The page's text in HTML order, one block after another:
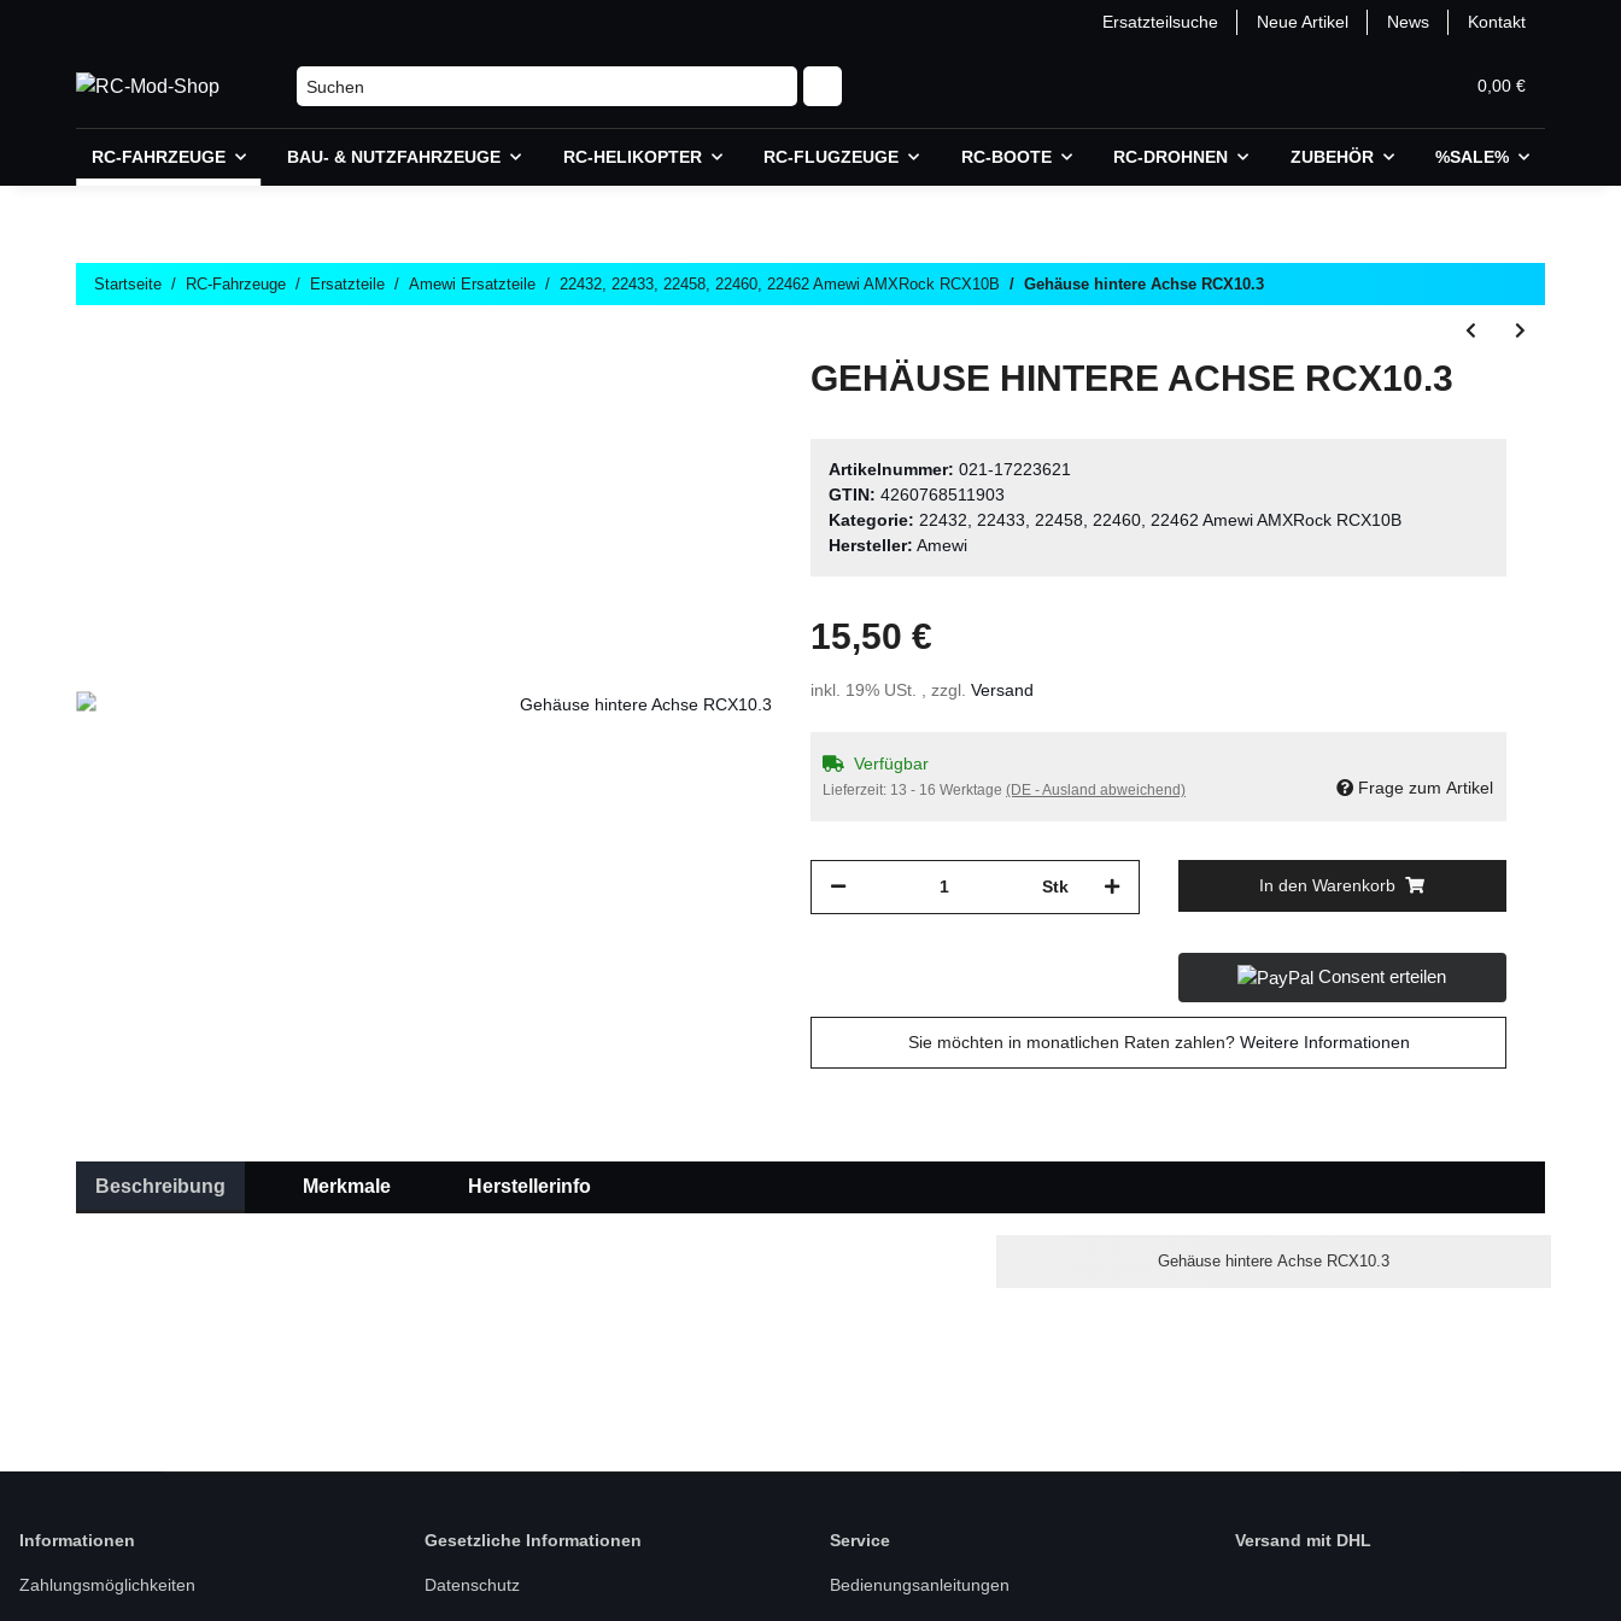
Ersatzteilsuche Neue Artikel News Kontakt
0,00 €
RC-FAHRZEUGE BAU- & NUTZFAHRZEUGE RC-HELIKOPTER RC-FLUGZEUGE RC-BOOTE RC-DROHNEN ZUBEHÖR %SALE%
Startseite RC-Fahrzeuge Ersatzteile Amewi Ersatzteile 22432, 22433, 22458, 22460, 22462 Amewi AMXRock RCX10B Gehäuse hintere Achse RCX10.3
GEHÄUSE HINTERE ACHSE RCX10.3
Artikelnummer: 021-17223621
GTIN: 4260768511903
Kategorie: 22432, 22433, 22458, 22460, 22462 Amewi AMXRock RCX10B
Hersteller: Amewi
15,50 €
inkl. 19% USt. , zzgl. Versand
Verfügbar
Lieferzeit: 13 - 16 Werktage (DE - Ausland abweichend) Frage zum Artikel
Stk In den Warenkorb
Consent erteilen
Sie möchten in monatlichen Raten zahlen? Weitere Informationen
Beschreibung Merkmale Herstellerinfo
Gehäuse hintere Achse RCX10.3
Informationen
Zahlungsmöglichkeiten
Gesetzliche Informationen
Datenschutz
Service
Bedienungsanleitungen
Versand mit DHL